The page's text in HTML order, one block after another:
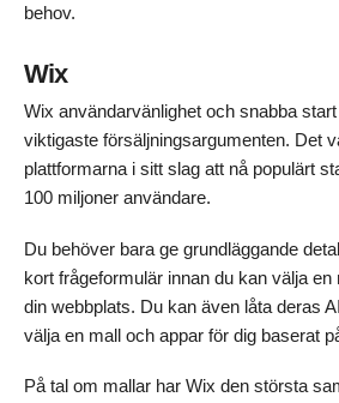
behov.
Wix
Wix användarvänlighet och snabba
viktigaste försäljningsargumenten. Det
plattformarna i sitt slag att nå populärt
100 miljoner användare.
Du behöver bara ge grundläggande
kort frågeformulär innan du kan välja
din webbplats. Du kan även låta deras
välja en mall och appar för dig baserat
På tal om mallar har Wix den största